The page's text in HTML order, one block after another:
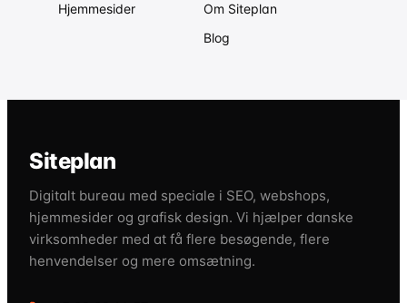
Hjemmesider
Om Siteplan
Blog
Siteplan
Digitalt bureau med speciale i SEO, webshops,
hjemmesider og grafisk design. Vi hjælper danske
virksomheder med at få flere besøgende, flere
henvendelser og mere omsætning.